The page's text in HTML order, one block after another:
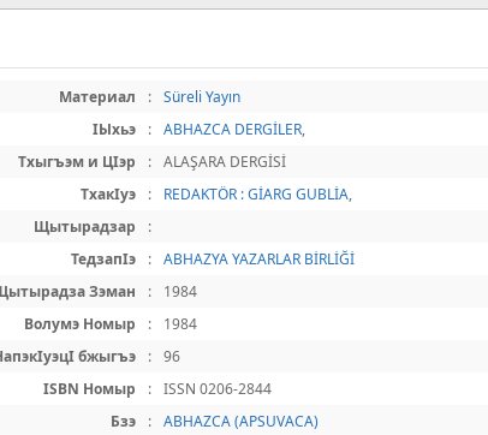
Материал :
Süreli Yayın
IЫхьэ
: ABHAZCA DERGİLER,
Тхыгъэм и ЦIэр
:
ALAŞARA DERGİSİ
ТхакIуэ
: REDAKTÖR : GİARG GUBLİA,
Щытырадзар
:
ТедзапIэ
:
ABHAZYA YAZARLAR BİRLİĞİ
Зэман
:
1984
Волумэ Номыр
:
1984
бжыгъэ
:
96
ISBN Номыр
:
ISSN 0206-2844
Бзэ
:
ABHAZCA (APSUVACA)